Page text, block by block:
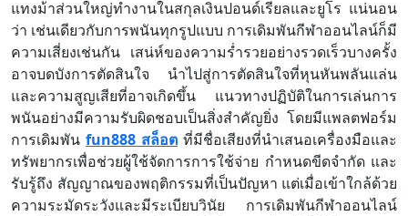
แทงม้าส่วนใหญ่ทำงานในสกุลเงินปอนด์เรียลและยูโร แน่นอน
ว่า เช่นเดียวกับการพนันทุกรูปแบบ การเดิมพันกีฬาออนไลน์ก็มี
ความเสี่ยงเช่นกัน เสน่ห์ของความร่ำรวยอย่างรวดเร็วบางครั้ง
อาจบดบังการตัดสินใจ นำไปสู่การตัดสินใจที่หุนหันพลันแล่น
และความสูญเสียที่อาจเกิดขึ้น แนวทางปฏิบัติในการเล่นการ
พนันอย่างมีความรับผิดชอบเป็นสิ่งสำคัญยิ่ง โดยมีแพลตฟอร์ม
การเดิมพัน fun888 สล็อต ที่มีชื่อเสียงที่นำเสนอเครื่องมือและ
ทรัพยากรเพื่อช่วยผู้ใช้จัดการการใช้จ่าย กำหนดขีดจำกัด และ
รับรู้ถึง สัญญาณของพฤติกรรมที่เป็นปัญหา แต่เมื่อเข้าใกล้ด้วย
ความระมัดระวังและมีระเบียบวินัย การเดิมพันกีฬาออนไลน์